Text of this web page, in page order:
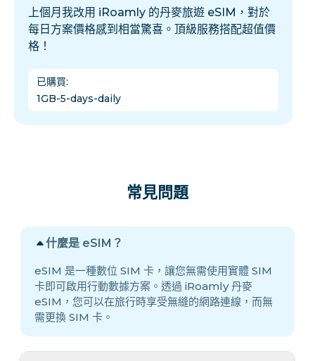
上個月我改用 iRoamly 的丹麥旅遊 eSIM，對於
每日方案價格感到相當驚喜。頂級服務搭配超值價
格！
已購買:
1GB-5-days-daily
常見問題
什麼是 eSIM？
eSIM 是一種數位 SIM 卡，讓您無需使用實體 SIM
卡即可啟用行動數據方案。透過 iRoamly 丹麥
eSIM，您可以在旅行時享受無縫的網路連線，而無
需更換 SIM 卡。